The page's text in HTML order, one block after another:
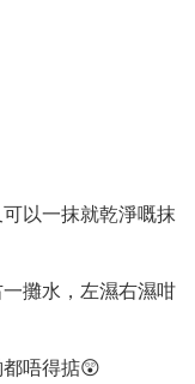
以一抹就乾淨嘅抹
攤水，左濕右濕咁
唔得掂😲